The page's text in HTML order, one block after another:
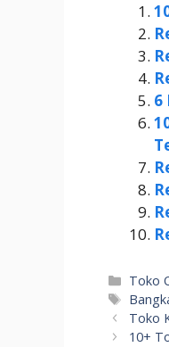
6
Toko
Tag
Toko
10+